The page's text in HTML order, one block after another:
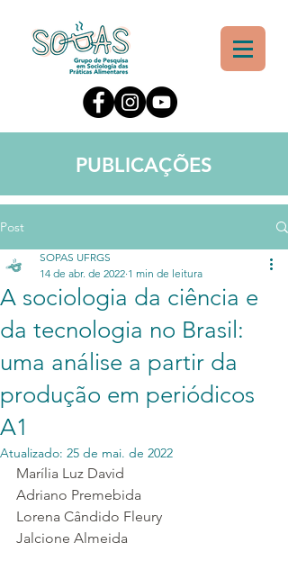
PUBLICAÇÕES
Post
A sociologia da ciência e
da tecnologia no Brasil:
uma análise a partir da
produção em periódicos
A1
SOPAS UFRGS
14 de abr. de 2022 1 min de leitura
Atualizado: 25 de mai. de 2022
Marília Luz David
Adriano Premebida
Lorena Cândido Fleury
Jalcione Almeida